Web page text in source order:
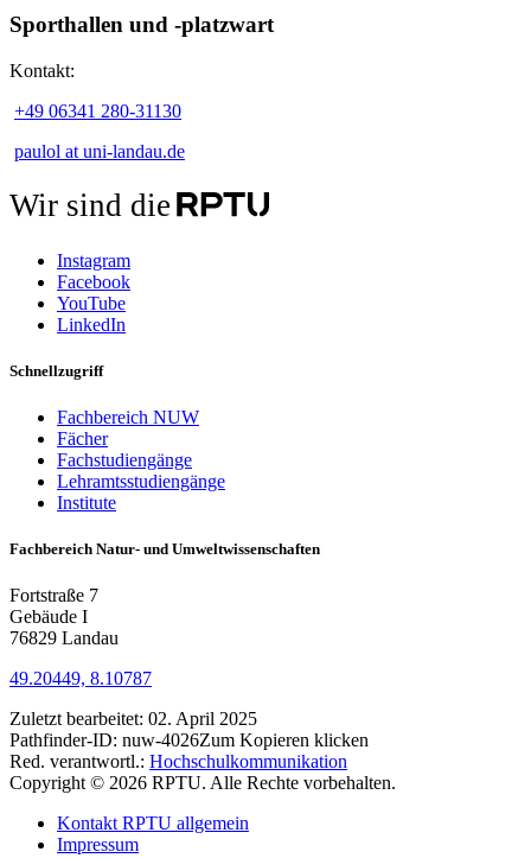
Sporthallen und -platzwart
Kontakt:
+49 06341 280-31130
paulol at uni-landau.de
Wir sind die
Instagram
Facebook
YouTube
LinkedIn
Schnellzugriff
Fachbereich NUW
Fächer
Fachstudiengänge
Lehramtsstudiengänge
Institute
Fachbereich Natur- und Umweltwissenschaften
Fortstraße 7
Gebäude I
76829 Landau
49.20449, 8.10787
Zuletzt bearbeitet: 02. April 2025
Pathfinder-ID: nuw-4026Zum Kopieren klicken
Red. verantwortl.: Hochschulkommunikation
Copyright © 2026 RPTU. Alle Rechte vorbehalten.
Kontakt RPTU allgemein
Impressum